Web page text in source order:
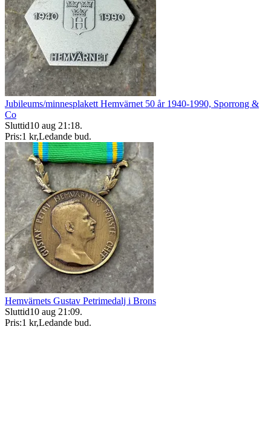
Jubileums/minnesplakett Hemvärnet 50 år 1940-1990, Sporrong &
Co
Sluttid10 aug 21:18.
Pris:1 kr,Ledande bud.
Hemvärnets Gustav Petrimedalj i Brons
Sluttid10 aug 21:09.
Pris:1 kr,Ledande bud.